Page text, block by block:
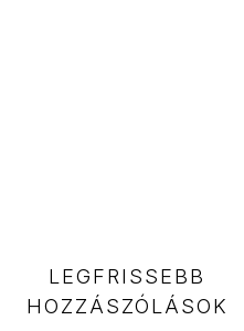
LEGFRISSEBB
HOZZÁSZÓLÁSOK